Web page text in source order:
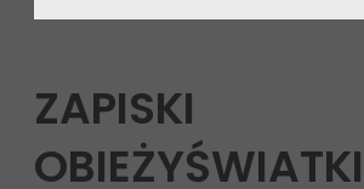
ZAPISKI
OBIEŻYŚWIATKI